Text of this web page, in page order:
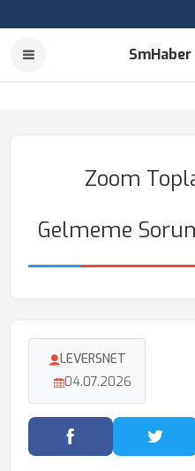
SmHaber
Zoom
Gelmeme
LEVERSNET
04.07.2026
Facebook'ta